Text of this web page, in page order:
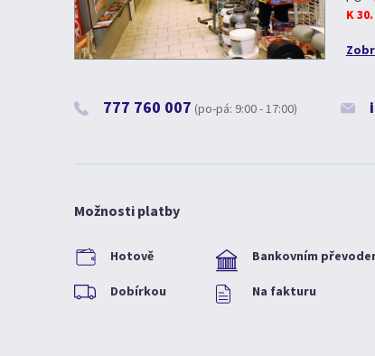
K
777 760 007 (po-pá: 9:00 - 17:00)
Možnosti platby
Hotově Bankovním
Dobírkou Na fakturu